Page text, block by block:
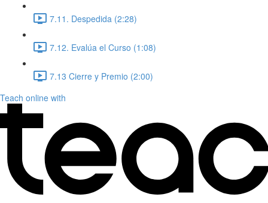
7.11. Despedida (2:28)
7.12. Evalúa el Curso (1:08)
7.13 Cierre y Premio (2:00)
Teach online with